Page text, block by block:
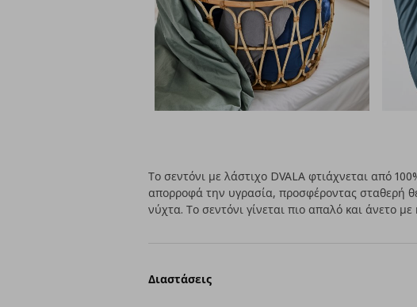
Το σεντόνι με λάστιχο DVALA φτιάχνεται από
απορροφά την υγρασία, προσφέροντας σταθερή
νύχτα. Το σεντόνι γίνεται πιο απαλό και άνετο
Διαστάσεις